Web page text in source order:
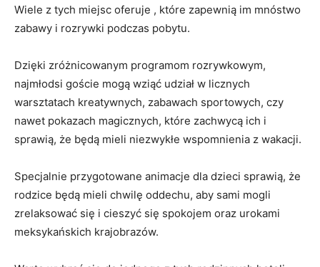
Wiele z tych miejsc oferuje , które zapewnią im mnóstwo
zabawy i rozrywki podczas pobytu.
Dzięki zróżnicowanym programom rozrywkowym,
najmłodsi goście mogą wziąć udział w licznych
warsztatach kreatywnych, zabawach sportowych, czy
nawet pokazach magicznych, które zachwycą ich i
sprawią, że będą mieli niezwykłe wspomnienia z wakacji.
Specjalnie przygotowane animacje dla dzieci sprawią, że
rodzice będą mieli chwilę oddechu, aby sami mogli
zrelaksować się i cieszyć się spokojem oraz urokami
meksykańskich krajobrazów.